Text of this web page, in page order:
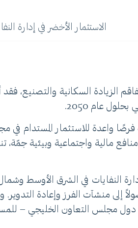
الاستثمار الأخضر في إدارة
الزيادة السكانية والتصنيع،
واعدة للاستثمار المستدام في
إلى منشآت الفرز وإعادة
في دول مجلس التعاون الخليجي –